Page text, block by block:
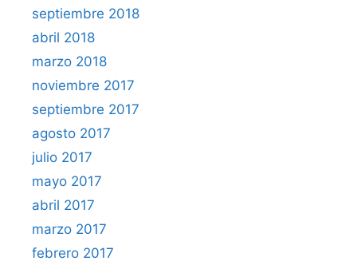
septiembre 2018
abril 2018
marzo 2018
noviembre 2017
septiembre 2017
agosto 2017
julio 2017
mayo 2017
abril 2017
marzo 2017
febrero 2017